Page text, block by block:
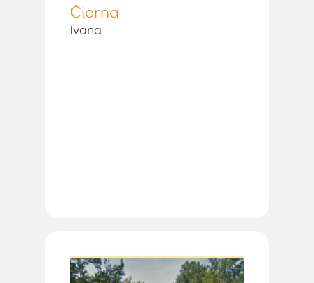
Čierna
Ivana